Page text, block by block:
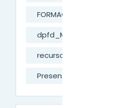
FORMACIÓN DIGITAL
dpfd_MesaAyuda
recursos digitales externos
Presentaciones con